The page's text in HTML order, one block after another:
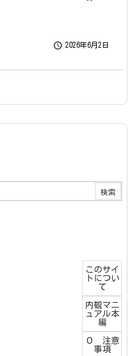
 2026年6月2日
このサイ
トについ
て
内観マニ
ュアル本
編
０ 注意
事項